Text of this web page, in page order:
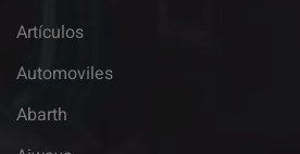
Artículos
Automoviles
Abarth